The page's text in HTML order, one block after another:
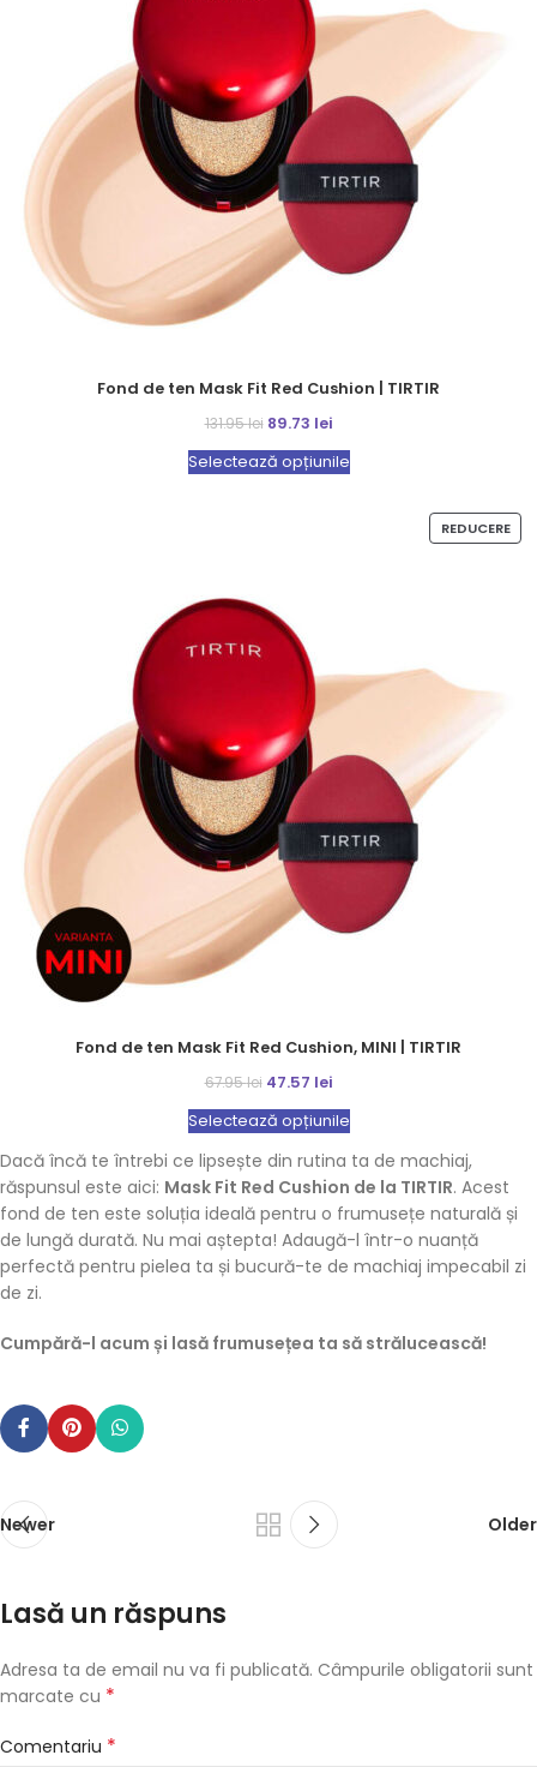
Fond de ten Mask Fit Red Cushion | TIRTIR
131.95lei 89.73 lei
Selectează opțiunile
REDUCERE
Fond de ten Mask Fit Red Cushion, MINI | TIRTIR
67.95lei 47.57 lei
Selectează opțiunile
Dacă încă te întrebi ce lipsește din rutina ta de machiaj,
răspunsul este aici: Mask Fit Red Cushion de la TIRTIR. Acest
fond de ten este soluția ideală pentru o frumusețe naturală și
de lungă durată. Nu mai aștepta! Adaugă-l într-o nuanță
perfectă pentru pielea ta și bucură-te de machiaj impecabil zi
de zi.
Cumpără-l acum și lasă frumusețea ta să strălucească!
Newer Older
Lasă un răspuns
Adresa ta de email nu va fi publicată. Câmpurile obligatorii sunt
marcate cu *
Comentariu *